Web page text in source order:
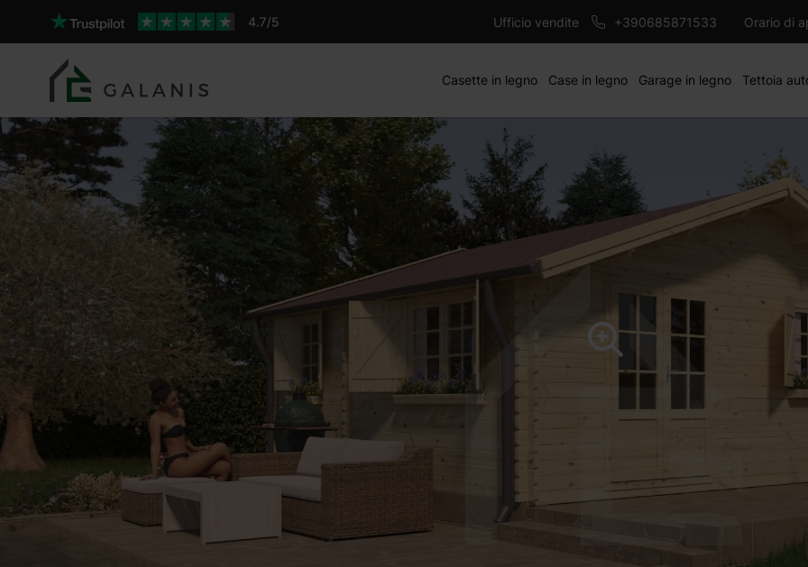
Ufficio vendite +390685871533 Orario di
Casette in legno Case in legno Garage in legno Tettoia
Viola 1 Pareti da 44 mm